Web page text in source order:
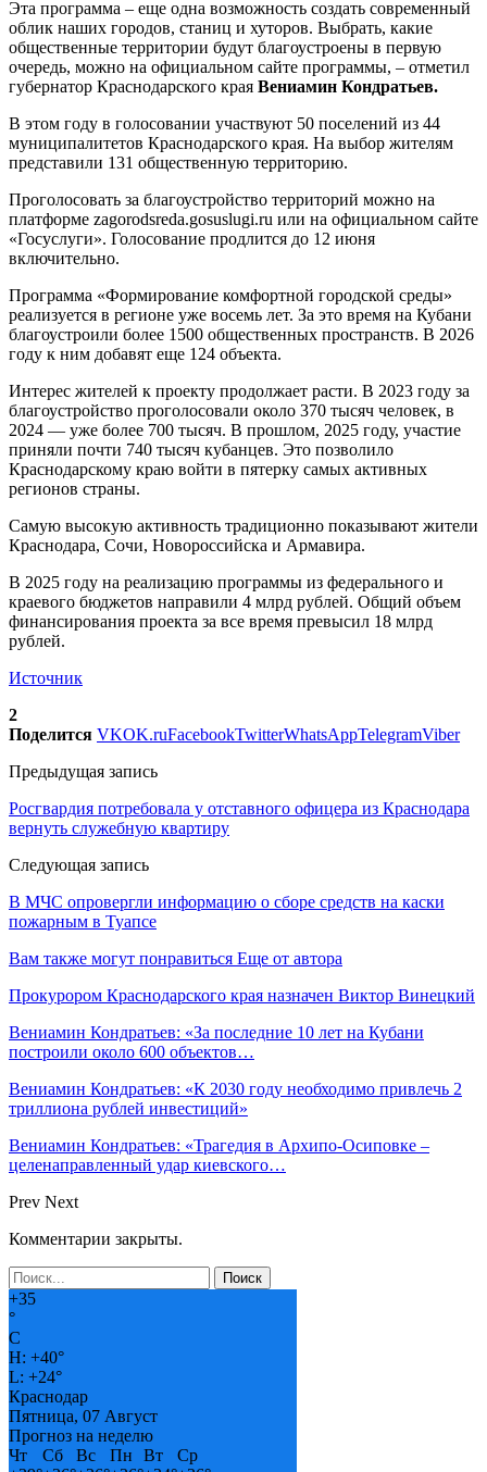
Эта программа – еще одна возможность создать современный
облик наших городов, станиц и хуторов. Выбрать, какие
общественные территории будут благоустроены в первую
очередь, можно на официальном сайте программы, – отметил
губернатор Краснодарского края Вениамин Кондратьев.
В этом году в голосовании участвуют 50 поселений из 44
муниципалитетов Краснодарского края. На выбор жителям
представили 131 общественную территорию.
Проголосовать за благоустройство территорий можно на
платформе zagorodsreda.gosuslugi.ru или на официальном сайте
«Госуслуги». Голосование продлится до 12 июня
включительно.
Программа «Формирование комфортной городской среды»
реализуется в регионе уже восемь лет. За это время на Кубани
благоустроили более 1500 общественных пространств. В 2026
году к ним добавят еще 124 объекта.
Интерес жителей к проекту продолжает расти. В 2023 году за
благоустройство проголосовали около 370 тысяч человек, в
2024 — уже более 700 тысяч. В прошлом, 2025 году, участие
приняли почти 740 тысяч кубанцев. Это позволило
Краснодарскому краю войти в пятерку самых активных
регионов страны.
Самую высокую активность традиционно показывают жители
Краснодара, Сочи, Новороссийска и Армавира.
В 2025 году на реализацию программы из федерального и
краевого бюджетов направили 4 млрд рублей. Общий объем
финансирования проекта за все время превысил 18 млрд
рублей.
Источник
2
Поделится VKOK.ruFacebookTwitterWhatsAppTelegramViber
Предыдущая запись
Росгвардия потребовала у отставного офицера из Краснодара
вернуть служебную квартиру
Следующая запись
В МЧС опровергли информацию о сборе средств на каски
пожарным в Туапсе
Вам также могут понравиться Еще от автора
Прокурором Краснодарского края назначен Виктор Винецкий
Вениамин Кондратьев: «За последние 10 лет на Кубани
построили около 600 объектов…
Вениамин Кондратьев: «К 2030 году необходимо привлечь 2
триллиона рублей инвестиций»
Вениамин Кондратьев: «Трагедия в Архипо-Осиповке –
целенаправленный удар киевского…
Prev Next
Комментарии закрыты.
+35
°
C
H: +40°
L: +24°
Краснодар
Пятница, 07 Август
Прогноз на неделю
Чт
Сб Вс Пн Вт
Ср